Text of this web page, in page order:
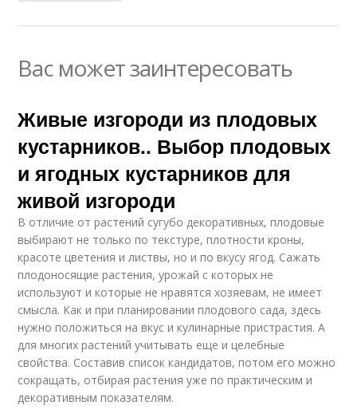
Вас может заинтересовать
Живые изгороди из плодовых
кустарников.. Выбор плодовых
и ягодных кустарников для
живой изгороди
В отличие от растений сугубо декоративных, плодовые
выбирают не только по текстуре, плотности кроны,
красоте цветения и листвы, но и по вкусу ягод. Сажать
плодоносящие растения, урожай с которых не
используют и которые не нравятся хозяевам, не имеет
смысла. Как и при планировании плодового сада, здесь
нужно положиться на вкус и кулинарные пристрастия. А
для многих растений учитывать еще и целебные
свойства. Составив список кандидатов, потом его можно
сокращать, отбирая растения уже по практическим и
декоративным показателям.